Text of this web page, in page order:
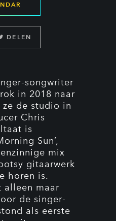
DELEN
songwriter
in 2018 naar
de studio in
Chris
is
Sun’,
mix
gitaarwerk
horen is.
alleen maar
de singer-
als eerste